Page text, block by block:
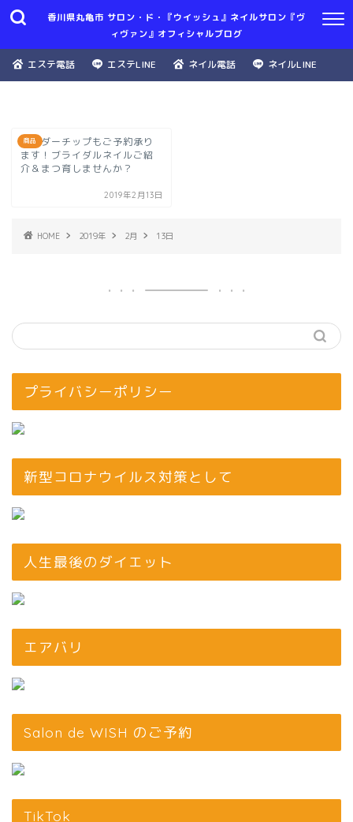
香川県丸亀市 サロン・ド・『ウイッシュ』ネイルサロン『ヴ
ィヴァン』オフィシャルブログ
エステ電話 エステLINE ネイル電話 ネイルLINE
商品
オーダーチップもご予約承り
ます！ブライダルネイルご紹
介＆まつ育しませんか？
2019年2月13日
HOME 2019年 2月 13日
プライバシーポリシー
新型コロナウイルス対策として
人生最後のダイエット
エアバリ
Salon de WISH のご予約
TikTok